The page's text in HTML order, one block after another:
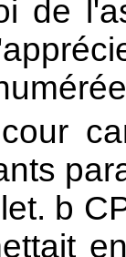
de
b